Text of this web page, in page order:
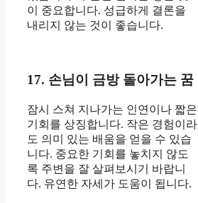
이 중요합니다. 성급하게 결론을
내리지 않는 것이 좋습니다.
17. 손님이 금방 돌아가는 꿈
잠시 스쳐 지나가는 인연이나 짧은
기회를 상징합니다. 작은 경험이라
도 의미 있는 배움을 얻을 수 있습
니다. 중요한 기회를 놓치지 않도
록 주변을 잘 살펴보시기 바랍니
다. 유연한 자세가 도움이 됩니다.